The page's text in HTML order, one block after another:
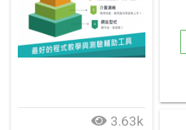
3.63k